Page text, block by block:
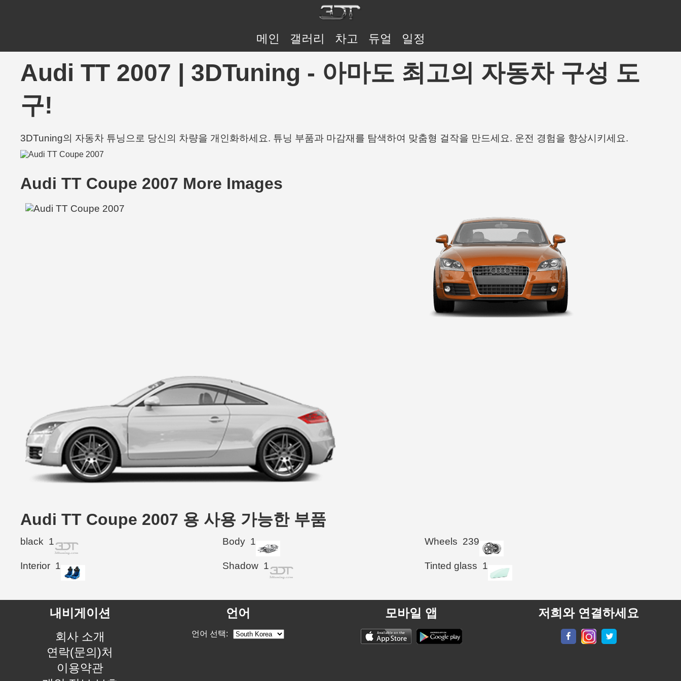
메인 갤러리 차고 듀얼 일정
Audi TT 2007 | 3DTuning - 아마도 최고의 자동차 구성 도
구!
3DTuning의 자동차 튜닝으로 당신의 차량을 개인화하세요. 튜닝 부품과 마감재를 탐색하여 맞춤형 걸작을 만드세요. 운전 경험을 향상시키세요.
Audi TT Coupe 2007 More Images
Audi TT Coupe 2007 용 사용 가능한 부품
black 1 Body 1 Wheels 239
Interior 1 Shadow 1 Tinted glass 1
내비게이션
회사 소개
연락(문의)처
이용약관
언어
언어 선택:
모바일 앱 저희와 연결하세요